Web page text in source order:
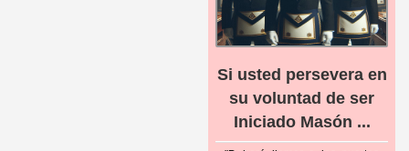
Si usted persevera en
su voluntad de ser
Iniciado Masón ...